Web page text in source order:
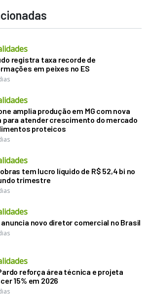
registra taxa recorde de
em peixes no ES
amplia produção em MG com nova
para atender crescimento do mercado
proteicos
tem lucro líquido de R$ 52,4 bi no
trimestre
anuncia novo diretor comercial no Brasil
reforça área técnica e projeta
15% em 2026